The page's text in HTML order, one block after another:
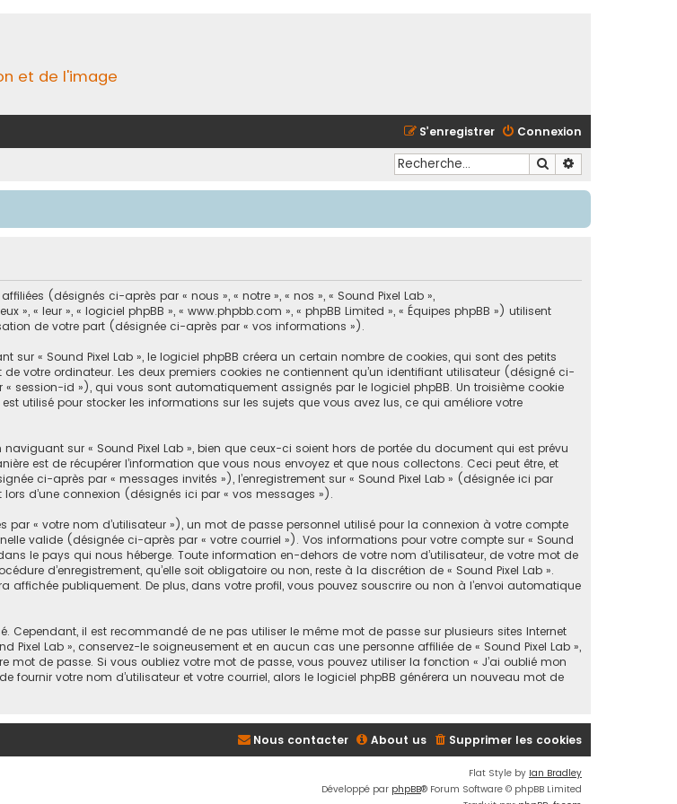
et de l'image
Connexion
S’enregistrer
Rechercher
(désignés ci-après par « nous », « notre », « nos », « Sound Pixel Lab »,
« leur », « logiciel phpBB », « www.phpbb.com », « phpBB Limited », « Équipes phpBB ») utilisent
de votre part (désignée ci-après par « vos informations »).
« Sound Pixel Lab », le logiciel phpBB créera un certain nombre de cookies, qui sont des petits
votre ordinateur. Les deux premiers cookies ne contiennent qu’un identifiant utilisateur (désigné ci-
session-id »), qui vous sont automatiquement assignés par le logiciel phpBB. Un troisième cookie
utilisé pour stocker les informations sur les sujets que vous avez lus, ce qui améliore votre
sur « Sound Pixel Lab », bien que ceux-ci soient hors de portée du document qui est prévu
est de récupérer l’information que vous nous envoyez et que nous collectons. Ceci peut être, et
ci-après par « messages invités »), l’enregistrement sur « Sound Pixel Lab » (désignée ici par
d’une connexion (désignés ici par « vos messages »).
« votre nom d’utilisateur »), un mot de passe personnel utilisé pour la connexion à votre compte
valide (désignée ci-après par « votre courriel »). Vos informations pour votre compte sur « Sound
le pays qui nous héberge. Toute information en-dehors de votre nom d’utilisateur, de votre mot de
d’enregistrement, qu’elle soit obligatoire ou non, reste à la discrétion de « Sound Pixel Lab ».
publiquement. De plus, dans votre profil, vous pouvez souscrire ou non à l’envoi automatique
il est recommandé de ne pas utiliser le même mot de passe sur plusieurs sites Internet
Lab », conservez-le soigneusement et en aucun cas une personne affiliée de « Sound Pixel Lab »,
de passe. Si vous oubliez votre mot de passe, vous pouvez utiliser la fonction « J’ai oublié mon
votre nom d’utilisateur et votre courriel, alors le logiciel phpBB générera un nouveau mot de
Supprimer les cookies
About us
Nous contacter
Flat Style by Ian Bradley
Développé par phpBB® Forum Software © phpBB Limited